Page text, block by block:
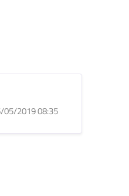
05/2019 08:35